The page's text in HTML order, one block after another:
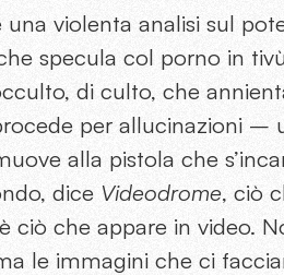
una violenta analisi sul
specula col porno in
di culto, che
per allucinazioni –
alla pistola che
dice Videodrome, ciò
ciò che appare in video.
le immagini che ci